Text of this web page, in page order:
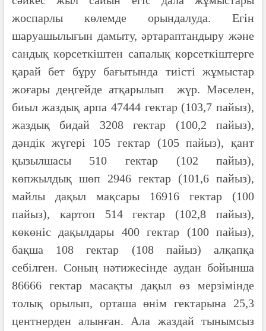
жоспарлы көлемде орындалуда. Егін
шаруашылығын дамыту, әртараптандыру және
сандық көрсеткіштен сапалық көрсеткіштерге
қарай бет бұру бағытында тиісті жұмыстар
жоғары деңгейде атқарылып жүр. Мәселен,
биыл жаздық арпа 47444 гектар (103,7 пайыз),
жаздық бидай 3208 гектар (100,2 пайыз),
дәндік жүгері 105 гектар (105 пайыз), қант
қызылшасы 510 гектар (102 пайыз),
көпжылдық шөп 2946 гектар (101,6 пайыз),
майлы дақыл мақсары 16916 гектар (100
пайыз), картоп 514 гектар (102,8 пайыз),
көкөніс дақылдары 400 гектар (100 пайыз),
бақша 108 гектар (108 пайыз) алқапқа
себілген. Соның нәтижесінде аудан бойынша
86666 гектар масақты дақыл өз мерзімінде
толық орылып, орташа өнім гектарына 25,3
центнерден алынған. Ала жаздай тынымсыз